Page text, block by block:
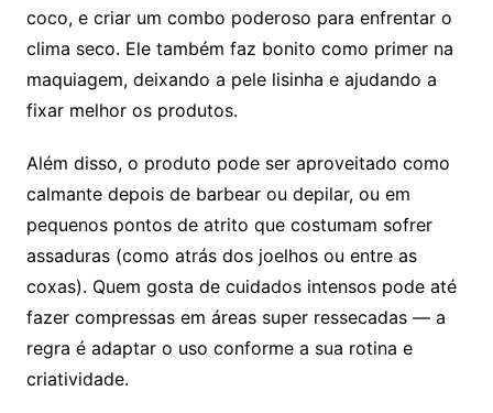
coco, e criar um combo poderoso para enfrentar o
clima seco. Ele também faz bonito como primer na
maquiagem, deixando a pele lisinha e ajudando a
fixar melhor os produtos.
Além disso, o produto pode ser aproveitado como
calmante depois de barbear ou depilar, ou em
pequenos pontos de atrito que costumam sofrer
assaduras (como atrás dos joelhos ou entre as
coxas). Quem gosta de cuidados intensos pode até
fazer compressas em áreas super ressecadas — a
regra é adaptar o uso conforme a sua rotina e
criatividade.